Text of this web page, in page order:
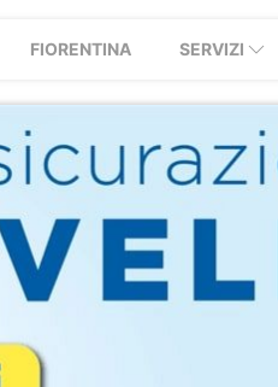
FIORENTINA SERVIZI